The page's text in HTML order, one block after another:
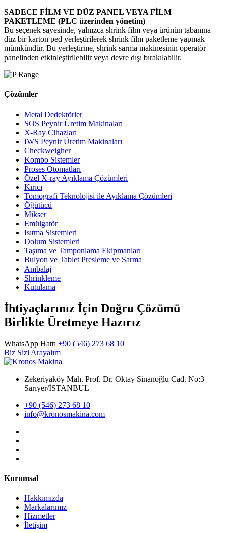
SADECE FİLM VE DÜZ PANEL VEYA FİLM
PAKETLEME (PLC üzerinden yönetim)
Bu seçenek sayesinde, yalnızca shrink film veya ürünün tabanına
düz bir karton ped yerleştirilerek shrink film paketleme yapmak
mümkündür. Bu yerleştirme, shrink sarma makinesinin operatör
panelinden etkinleştirilebilir veya devre dışı bırakılabilir.
Çözümler
Metal Dedektörler
SOS Peynir Üretim Makinaları
X-Ray Cihazları
IWS Peynir Üretim Makinaları
Checkweigher
Kombo Sistemler
Proses Otomatları
Özel X-ray Ayıklama Çözümleri
Kırıcı
Tomografi Teknolojisi ile Ayıklama Çözümleri
Öğütücü
Mikser
Emülgatör
Isıtma Sistemleri
Dolum Sistemleri
Taşıma ve Tamponlama Ekipmanları
Bulyon ve Tablet Presleme ve Sarma
Ambalaj
Shrinkleme
Kutulama
İhtiyaçlarınız İçin Doğru Çözümü
Birlikte Üretmeye Hazırız
WhatsApp Hattı +90 (546) 273 68 10
Biz Sizi Arayalım
Zekeriyaköy Mah. Prof. Dr. Oktay Sinanoğlu Cad. No:3
Sarıyer/İSTANBUL
+90 (546) 273 68 10
info@kronosmakina.com
Kurumsal
Hakkımızda
Markalarımız
Hizmetler
İletişim